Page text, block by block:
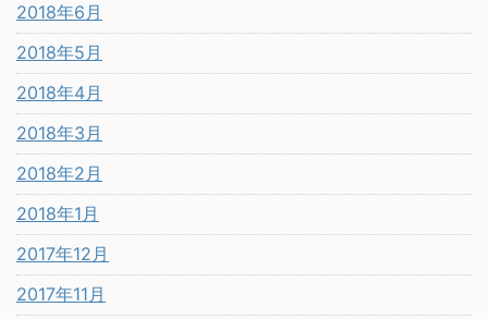
2018年6月
2018年5月
2018年4月
2018年3月
2018年2月
2018年1月
2017年12月
2017年11月